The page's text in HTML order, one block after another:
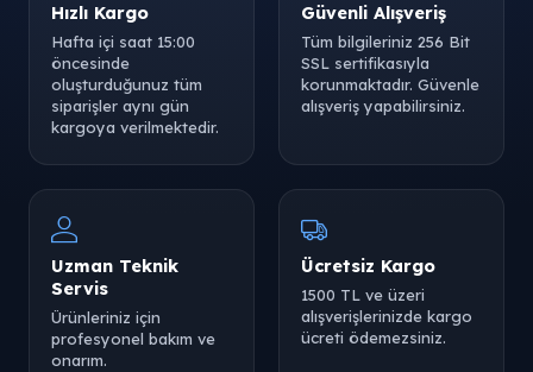
Hızlı Kargo
Hafta içi saat 15:00
öncesinde
oluşturduğunuz tüm
siparişler aynı gün
kargoya verilmektedir.
Güvenli Alışveriş
Tüm bilgileriniz 256 Bit
SSL sertifikasıyla
korunmaktadır. Güvenle
alışveriş yapabilirsiniz.
Uzman Teknik
Servis
Ürünleriniz için
profesyonel bakım ve
onarım.
Ücretsiz Kargo
1500 TL ve üzeri
alışverişlerinizde kargo
ücreti ödemezsiniz.